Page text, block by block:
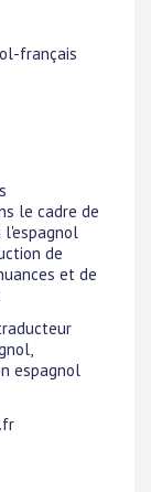
français
le cadre de
l'espagnol
de
et de
espagnol